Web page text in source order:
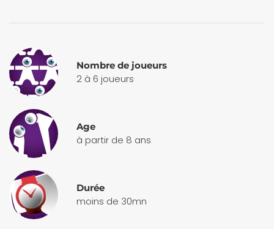
Nombre de joueurs
2 à 6 joueurs
Age
à partir de 8 ans
Durée
moins de 30mn